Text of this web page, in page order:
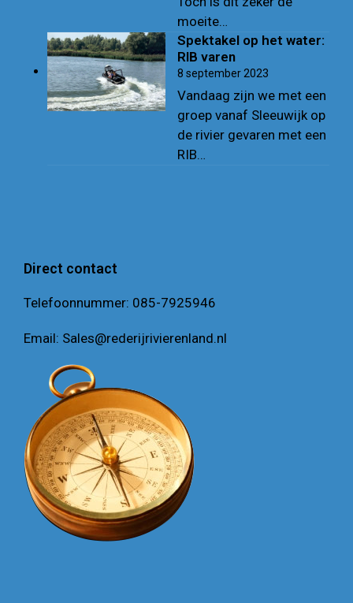
moeite…
Spektakel op het water:
RIB varen
8 september 2023
Vandaag zijn we met een
groep vanaf Sleeuwijk op
de rivier gevaren met een
RIB…
Direct contact
Telefoonnummer: 085-7925946
Email: Sales@rederijrivierenland.nl